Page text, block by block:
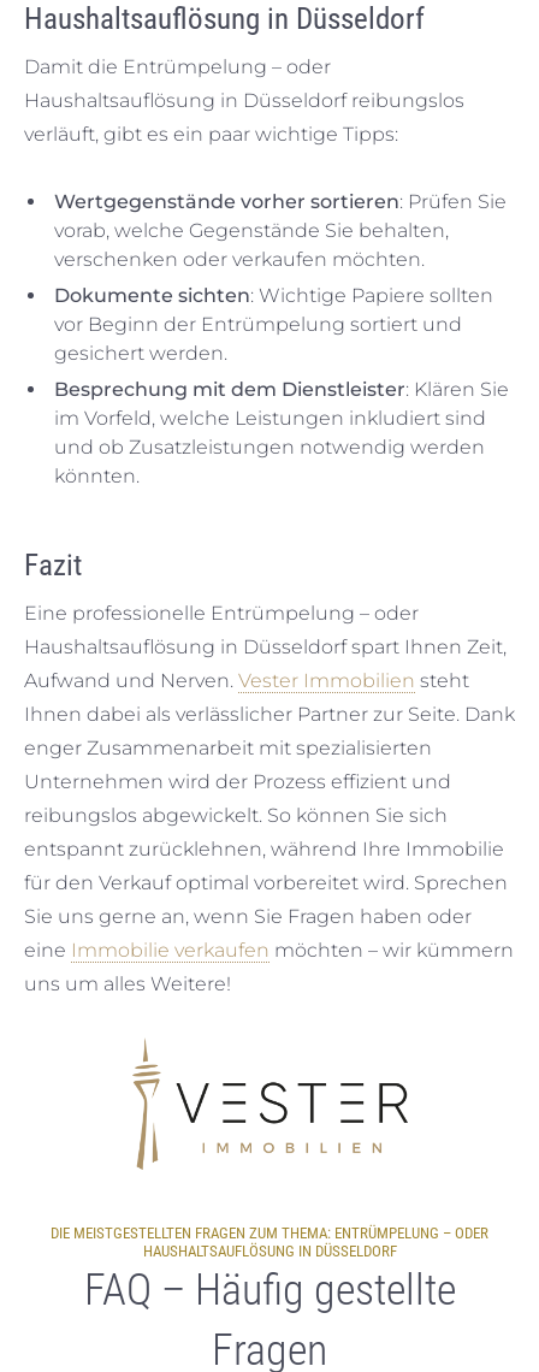
Haushaltsauflösung in Düsseldorf
Damit die Entrümpelung – oder
Haushaltsauflösung in Düsseldorf reibungslos
verläuft, gibt es ein paar wichtige Tipps:
Wertgegenstände vorher sortieren: Prüfen Sie
vorab, welche Gegenstände Sie behalten,
verschenken oder verkaufen möchten.
Dokumente sichten: Wichtige Papiere sollten
vor Beginn der Entrümpelung sortiert und
gesichert werden.
Besprechung mit dem Dienstleister: Klären Sie
im Vorfeld, welche Leistungen inkludiert sind
und ob Zusatzleistungen notwendig werden
könnten.
Fazit
Eine professionelle Entrümpelung – oder
Haushaltsauflösung in Düsseldorf spart Ihnen Zeit,
Aufwand und Nerven. Vester Immobilien steht
Ihnen dabei als verlässlicher Partner zur Seite. Dank
enger Zusammenarbeit mit spezialisierten
Unternehmen wird der Prozess effizient und
reibungslos abgewickelt. So können Sie sich
entspannt zurücklehnen, während Ihre Immobilie
für den Verkauf optimal vorbereitet wird. Sprechen
Sie uns gerne an, wenn Sie Fragen haben oder
eine Immobilie verkaufen möchten – wir kümmern
uns um alles Weitere!
DIE MEISTGESTELLTEN FRAGEN ZUM THEMA: ENTRÜMPELUNG – ODER
HAUSHALTSAUFLÖSUNG IN DÜSSELDORF
FAQ – Häufig gestellte
Fragen